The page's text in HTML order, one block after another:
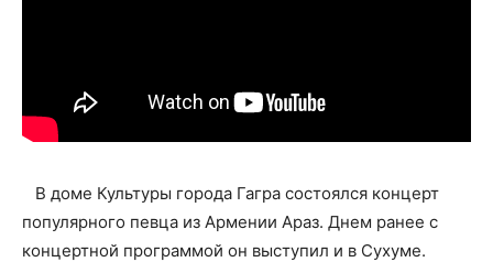
В доме Культуры города Гагра состоялся концерт
популярного певца из Армении Араз. Днем ранее с
концертной программой он выступил и в Сухуме.